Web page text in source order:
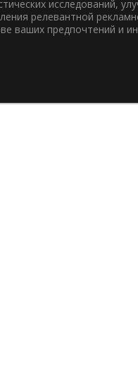
исследований,
релевантной
ваших предпочтений и